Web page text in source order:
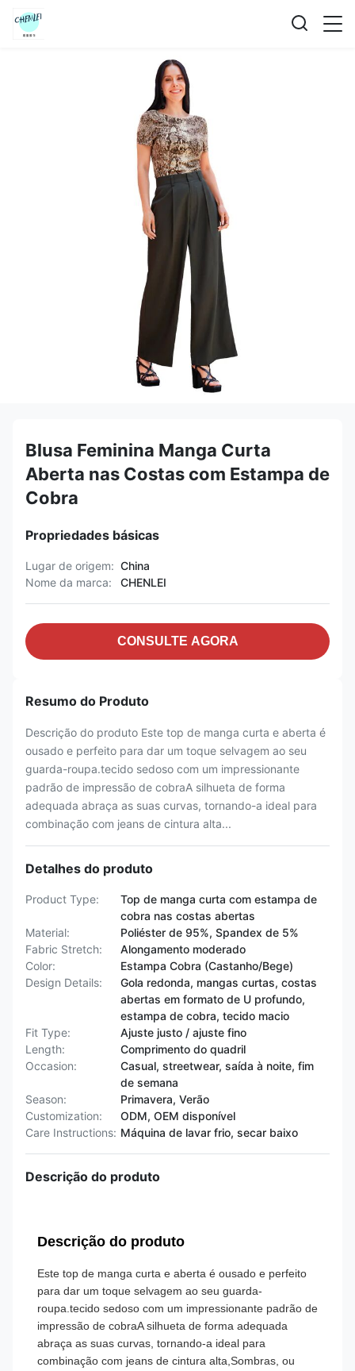
Blusa Feminina Manga Curta
Aberta nas Costas com Estampa de
Cobra
Propriedades básicas
Lugar de origem: China
Nome da marca:
CHENLEI
CONSULTE AGORA
Resumo do Produto
Descrição do produto Este top de manga curta e aberta é
ousado e perfeito para dar um toque selvagem ao seu
guarda-roupa.tecido sedoso com um impressionante
padrão de impressão de cobraA silhueta de forma
adequada abraça as suas curvas, tornando-a ideal para
combinação com jeans de cintura alta...
Detalhes do produto
Product Type:
Top de manga curta com estampa de
cobra nas costas abertas
Material:
Poliéster de 95%, Spandex de 5%
Fabric Stretch:
Alongamento moderado
Color:
Estampa Cobra (Castanho/Bege)
Design Details:
Gola redonda, mangas curtas, costas
abertas em formato de U profundo,
estampa de cobra, tecido macio
Fit Type:
Ajuste justo / ajuste fino
Length:
Comprimento do quadril
Occasion:
Casual, streetwear, saída à noite, fim
de semana
Season:
Primavera, Verão
Customization:
ODM, OEM disponível
Care Instructions: Máquina de lavar frio, secar baixo
Descrição do produto
Descrição do produto
Este top de manga curta e aberta é ousado e perfeito
para dar um toque selvagem ao seu guarda-
roupa.tecido sedoso com um impressionante padrão de
impressão de cobraA silhueta de forma adequada
abraça as suas curvas, tornando-a ideal para
combinação com jeans de cintura alta,Sombras, ou